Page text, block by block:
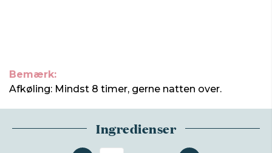
Bemærk:
Afkøling: Mindst 8 timer, gerne natten over.
Ingredienser